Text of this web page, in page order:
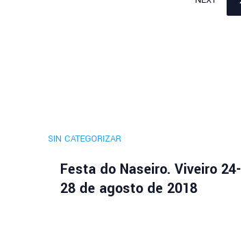
SIN CATEGORIZAR
Festa do Naseiro. Viveiro 24-
28 de agosto de 2018